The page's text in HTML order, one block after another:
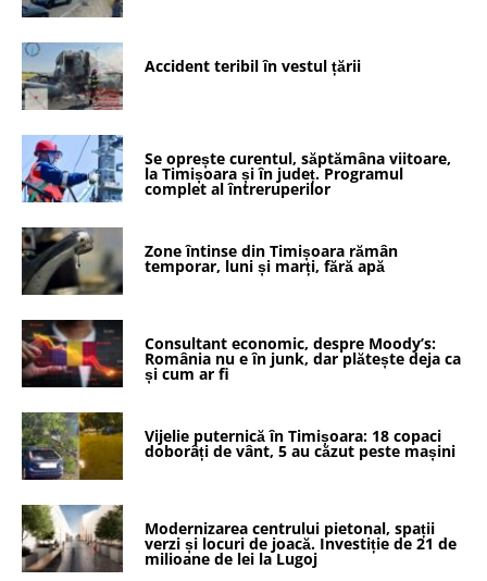
Accident teribil în vestul țării
Se oprește curentul, săptămâna viitoare,
la Timișoara și în județ. Programul
complet al întreruperilor
Zone întinse din Timișoara rămân
temporar, luni și marți, fără apă
Consultant economic, despre Moody’s:
România nu e în junk, dar plătește deja ca
și cum ar fi
Vijelie puternică în Timișoara: 18 copaci
doborâți de vânt, 5 au căzut peste mașini
Modernizarea centrului pietonal, spații
verzi și locuri de joacă. Investiție de 21 de
milioane de lei la Lugoj